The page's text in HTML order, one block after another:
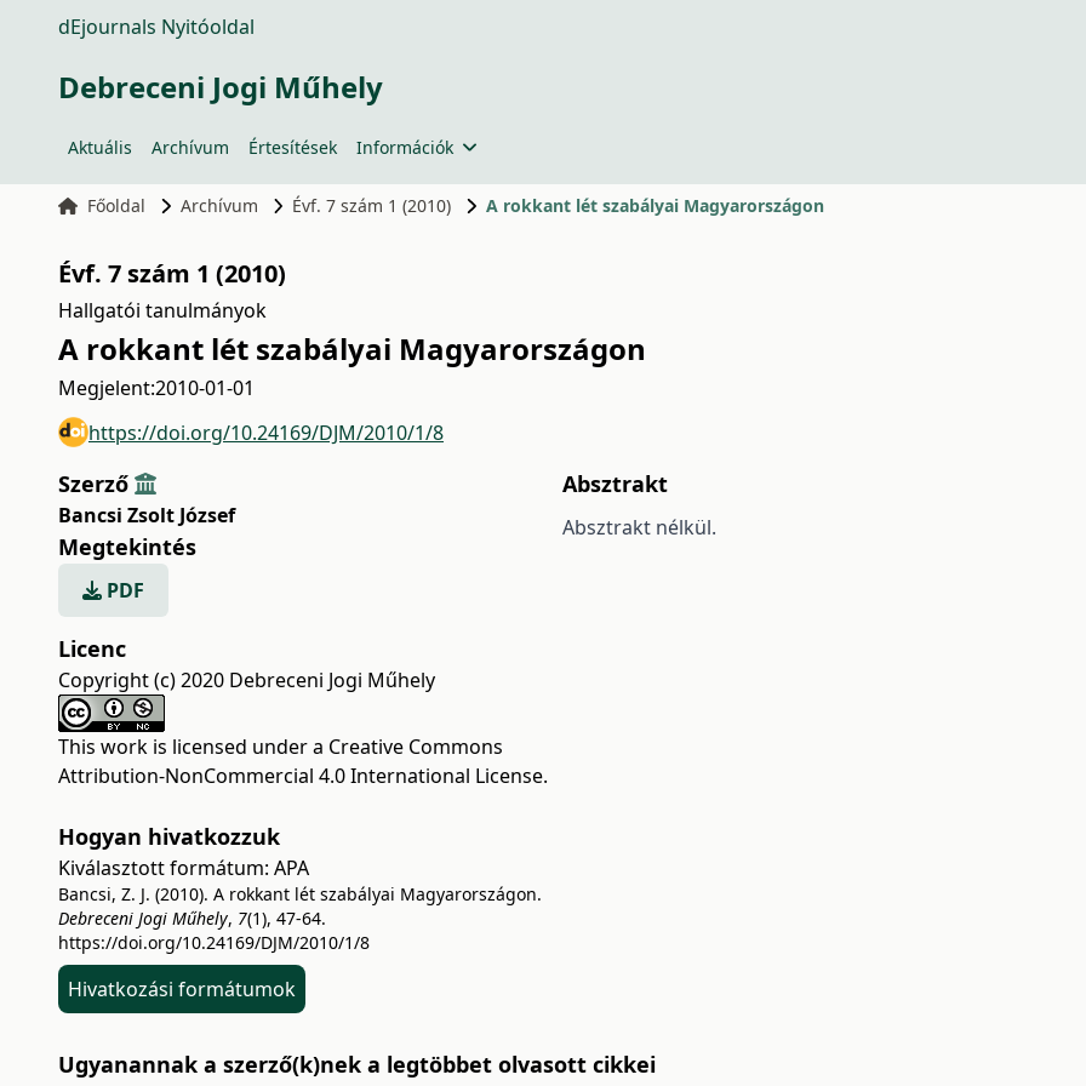
dEjournals Nyitóoldal
Debreceni Jogi Műhely
Aktuális Archívum Értesítések Információk
Főoldal Archívum Évf. 7 szám 1 (2010) A rokkant lét szabályai Magyarországon
Évf. 7 szám 1 (2010)
Hallgatói tanulmányok
A rokkant lét szabályai Magyarországon
Megjelent:2010-01-01
https://doi.org/10.24169/DJM/2010/1/8
Szerző
Bancsi Zsolt József
Megtekintés
PDF
Licenc
Copyright (c) 2020 Debreceni Jogi Műhely
This work is licensed under a Creative Commons
Attribution-NonCommercial 4.0 International License.
Hogyan hivatkozzuk
Kiválasztott formátum: APA
Bancsi, Z. J. (2010). A rokkant lét szabályai Magyarországon.
Debreceni Jogi Műhely, 7(1), 47-64.
https://doi.org/10.24169/DJM/2010/1/8
Hivatkozási formátumok
Absztrakt
Absztrakt nélkül.
Ugyanannak a szerző(k)nek a legtöbbet olvasott cikkei